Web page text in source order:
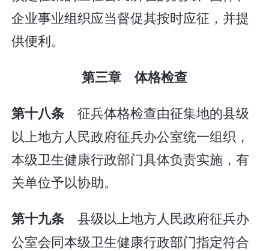
企业事业组织应当督促其按时应征，并提
供便利。
第三章 体格检查
第十八条 征兵体格检查由征集地的县级
以上地方人民政府征兵办公室统一组织，
本级卫生健康行政部门具体负责实施，有
关单位予以协助。
第十九条 县级以上地方人民政府征兵办
公室会同本级卫生健康行政部门指定符合